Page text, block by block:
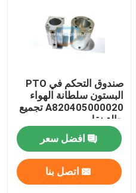
صندوق التحكم في PTO
البستون سلطانة الهواء
A820405000020 تجميع
حالة نقل
افضل سعر
اتصل بنا